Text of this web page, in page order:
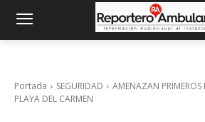
Portada SEGURIDAD
AMENAZAN
PLAYA DEL CARMEN